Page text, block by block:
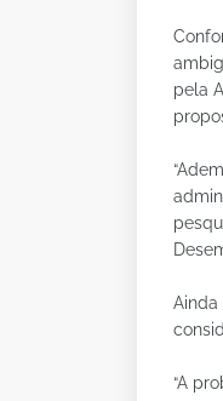
pela
Ainda
“A